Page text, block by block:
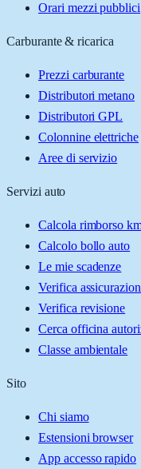
Orari mezzi pubblici
Carburante & ricarica
Prezzi carburante
Distributori metano
Distributori GPL
Colonnine elettriche
Aree di servizio
Servizi auto
Calcola rimborso
Calcolo bollo auto
Le mie scadenze
Verifica
Verifica revisione
Cerca officina
Classe ambientale
Sito
Chi siamo
Estensioni browser
App accesso rapido